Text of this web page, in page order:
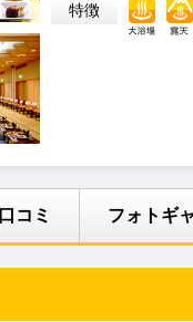
特徴
口コミ フォトギ